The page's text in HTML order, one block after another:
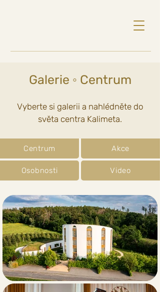
Galerie ◦ Centrum
Vyberte si galerii a nahlédněte do
světa centra Kalimeta.
Centrum Akce
Osobnosti Video